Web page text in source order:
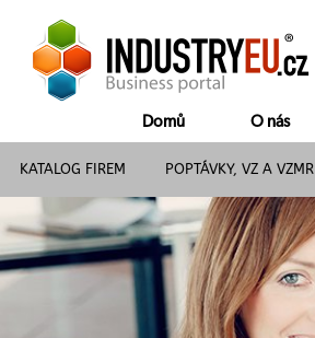
Domů O nás
KATALOG FIREM POPTÁVKY, VZ A VZMR